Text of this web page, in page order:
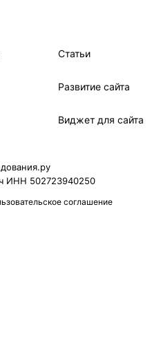
Статьи
Развитие сайта
Виджет для сайта
ИНН 502723940250
соглашение